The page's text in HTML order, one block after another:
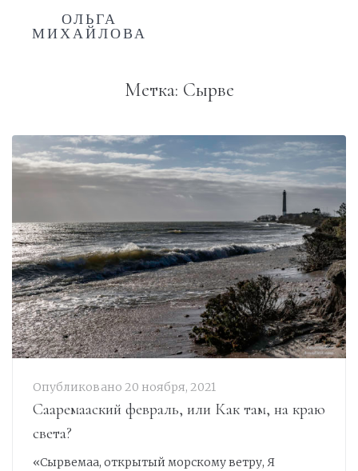
ОЛЬГА
МИХАЙЛОВА
Метка: Сырве
Опубликовано 20 ноября, 2021
Сааремааский февраль, или Как там, на краю
света?
«Сырвемаа, открытый морскому ветру, Я